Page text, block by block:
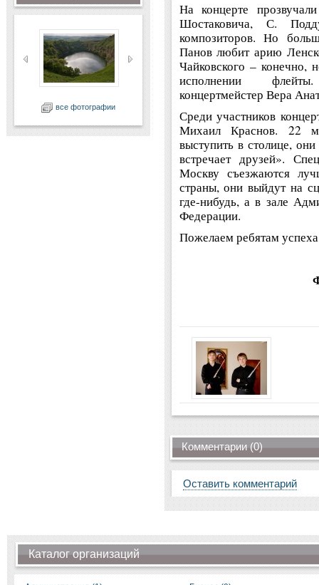
все фотографии
На концерте
Шостаковича, С.
композиторов. Но
Панов любит арию
Чайковского – конечно,
исполнении
концертмейстер Вера
Среди участников
Михаил Краснов. 22
выступить в столице,
встречает друзей».
Москву съезжаются
страны, они выйдут на
где-нибудь, а в зале
Федерации.
Пожелаем ребятам
Комментарии (0)
Оставить комментарий
Каталог организаций